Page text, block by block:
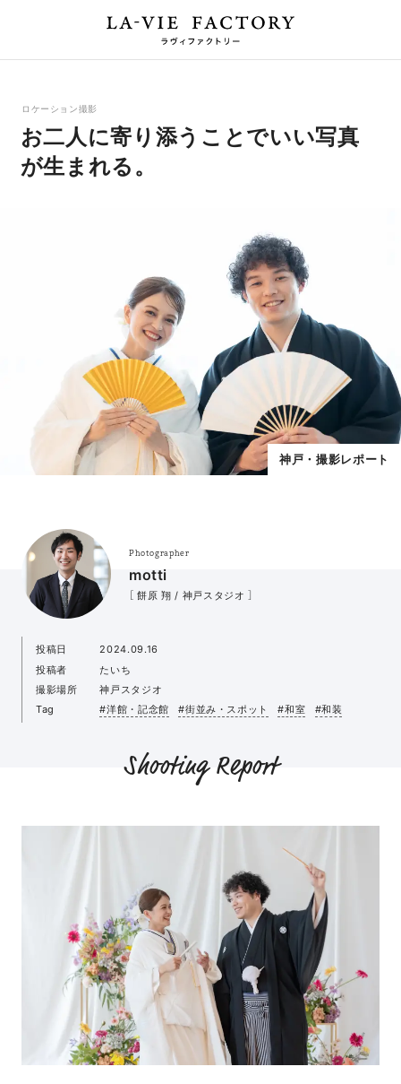
ロケーション撮影
お二人に寄り添うことでいい写真
が生まれる。
神戸・撮影レポート
Photographer
motti
［ 餅原 翔 / 神戸スタジオ ］
投稿日
2024.09.16
投稿者
たいち
撮影場所
神戸スタジオ
Tag
#洋館・記念館 #街並み・スポット #和室 #和装
Shooting Report